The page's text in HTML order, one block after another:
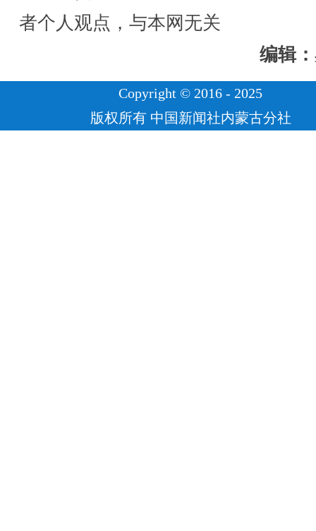
者个人观点，与本网无关
编辑
Copyright © 2016 - 2025
版权所有 中国新闻社内蒙古分社